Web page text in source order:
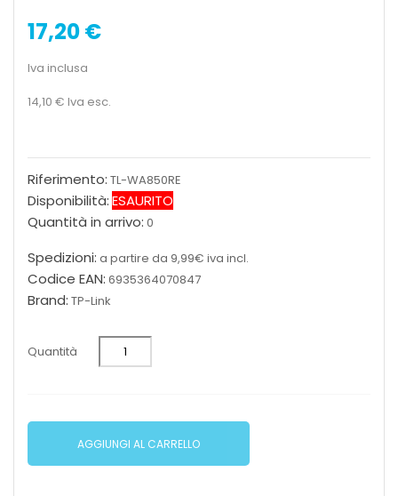
17,20 €
Iva inclusa
14,10 € Iva esc.
Riferimento: TL-WA850RE
Disponibilità:ESAURITO
Quantità in arrivo: 0
Spedizioni: a partire da 9,99€ iva incl.
Codice EAN: 6935364070847
Brand: TP-Link
Quantità
AGGIUNGI AL CARRELLO